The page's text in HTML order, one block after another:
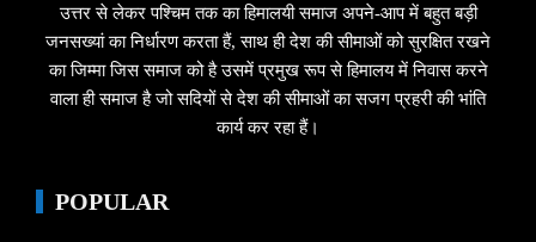
उत्तर से लेकर पश्चिम तक का हिमालयी समाज अपने-आप में बहुत बड़ी
जनसख्यां का निर्धारण करता हैं, साथ ही देश की सीमाओं को सुरक्षित रखने
का जिम्मा जिस समाज को है उसमें प्रमुख रूप से हिमालय में निवास करने
वाला ही समाज है जो सदियों से देश की सीमाओं का सजग प्रहरी की भांति
कार्य कर रहा हैं।
POPULAR